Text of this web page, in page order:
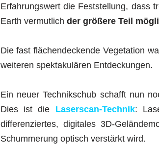
Erfahrungswert die Feststellung, dass
Earth vermutlich der größere Teil
Die fast flächendeckende Vegetation
weiteren spektakulären Entdeckungen.
Ein neuer Technikschub schafft nun
Dies ist die Laserscan-Technik:
differenziertes, digitales 3D-
Schummerung optisch verstärkt wird.